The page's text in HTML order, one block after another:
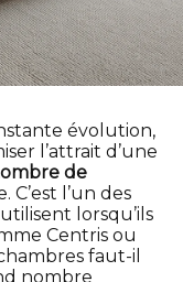
évolution,
l’attrait d’une
de
l’un des
lorsqu’ils
Centris ou
faut-il
nombre